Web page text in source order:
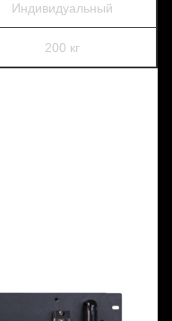
Индивидуальный
200 кг